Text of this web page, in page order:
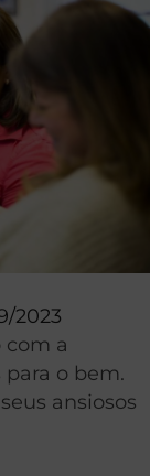
2023
com a
o bem.
ansiosos